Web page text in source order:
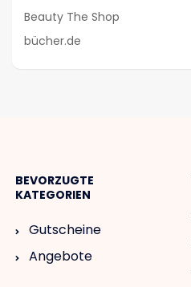
Beauty The Shop
bücher.de
BEVORZUGTE
KATEGORIEN
Gutscheine
Angebote